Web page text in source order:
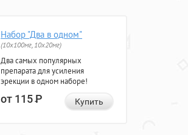
Набор "Два в одном"
(10x100мг, 10x20мг)
Два самых популярных
препарата для усиления
эрекции в одном наборе!
от 115Р Купить